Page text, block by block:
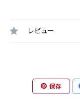
レビュー
保存